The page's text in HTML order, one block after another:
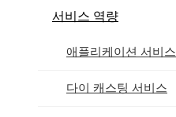
서비스 역량
애플리케이션 서비스
다이 캐스팅 서비스